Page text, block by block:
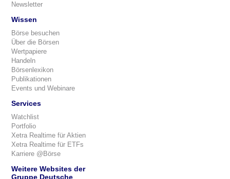
Newsletter
Wissen
Börse besuchen
Über die Börsen
Wertpapiere
Handeln
Börsenlexikon
Publikationen
Events und Webinare
Services
Watchlist
Portfolio
Xetra Realtime für Aktien
Xetra Realtime für ETFs
Karriere @Börse
Weitere Websites der
Gruppe Deutsche